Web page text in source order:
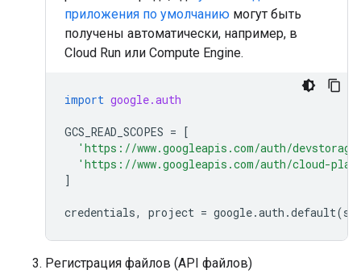
приложения по умолчанию могут быть
получены автоматически, например, в
Cloud Run или Compute Engine.
import google.auth
GCS_READ_SCOPES = [
'https://www.googleapis.com/auth/
'https://www.googleapis.com/auth/cloud-
]
credentials, project = google.auth .default(
Регистрация файлов (API файлов)